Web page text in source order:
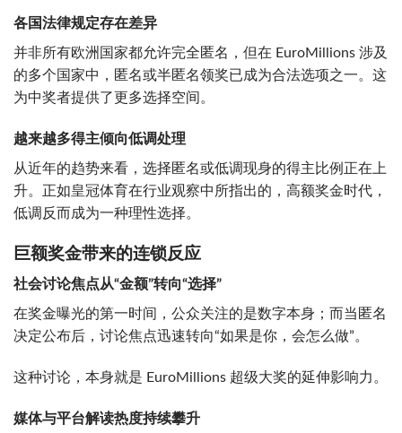
各国法律规定存在差异
并非所有欧洲国家都允许完全匿名，但在 EuroMillions 涉及
的多个国家中，匿名或半匿名领奖已成为合法选项之一。这
为中奖者提供了更多选择空间。
越来越多得主倾向低调处理
从近年的趋势来看，选择匿名或低调现身的得主比例正在上
升。正如皇冠体育在行业观察中所指出的，高额奖金时代，
低调反而成为一种理性选择。
巨额奖金带来的连锁反应
社会讨论焦点从“金额”转向“选择”
在奖金曝光的第一时间，公众关注的是数字本身；而当匿名
决定公布后，讨论焦点迅速转向“如果是你，会怎么做”。
这种讨论，本身就是 EuroMillions 超级大奖的延伸影响力。
媒体与平台解读热度持续攀升